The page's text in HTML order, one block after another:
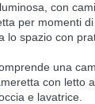
con
per momenti
lo spazio con
una
con letto
e lavatrice.